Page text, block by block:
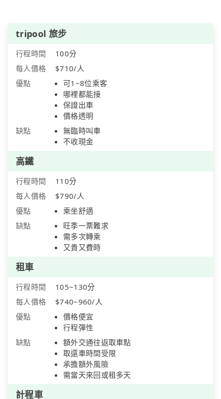
tripool 旅步
行程時間
100分
每人價格
$710/人
優點
可1~8位乘客
哪裡都能接
保證出車
價格透明
缺點
無臨時叫車
不收現金
高鐵
行程時間
110分
每人價格
$790/人
優點
乘坐舒適
缺點
旺季一票難求
需多次轉乘
又貴又費時
租車
行程時間
105~130分
每人價格
$740~960/人
優點
價格便宜
行程彈性
缺點
額外交通往返取車點
取還車時間受限
承擔額外風險
需當天來回或租多天
計程車